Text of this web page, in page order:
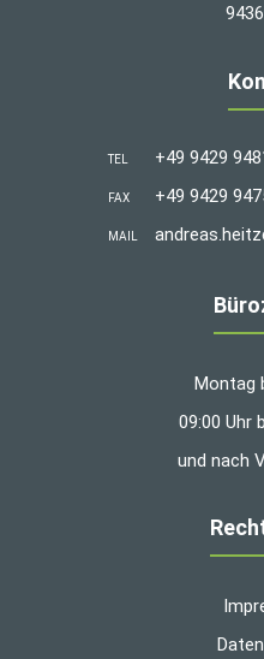
TEL +49 9429
FAX +49 9429
MAIL
Montag
09:00 Uhr
und nach